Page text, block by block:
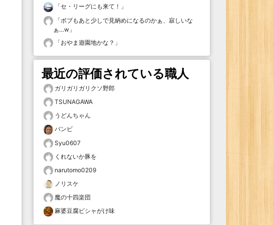
「セ・リーグにも来て！ 」
「ボブもあと少しで見納めになるのかぁ、寂しいな
ぁ…w 」
「おやま遊園地かな？ 」
最近の評価されている職人
ガリガリガリクソ野郎
TSUNAGAWA
うどんちゃん
バンビ
Syu0607
くれないか豚を
narutomo0209
ノリスケ
魔の十四楽団
麻婆豆腐ビシャがけ味